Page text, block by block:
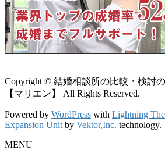
Copyright © 結婚相談所の比較・検討
【マリエン】 All Rights Reserved.
Powered by WordPress with Lightning
Expansion Unit by Vektor,Inc. technology.
MENU